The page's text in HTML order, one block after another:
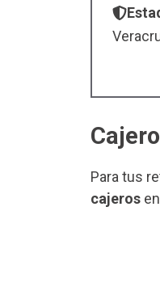
Para tus
cajeros